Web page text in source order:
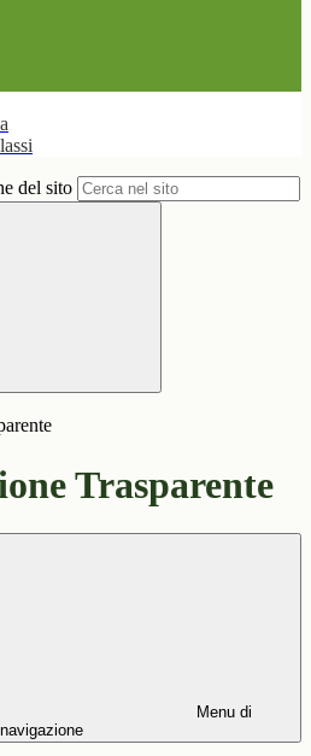
del sito
Trasparente
Menu di
navigazione